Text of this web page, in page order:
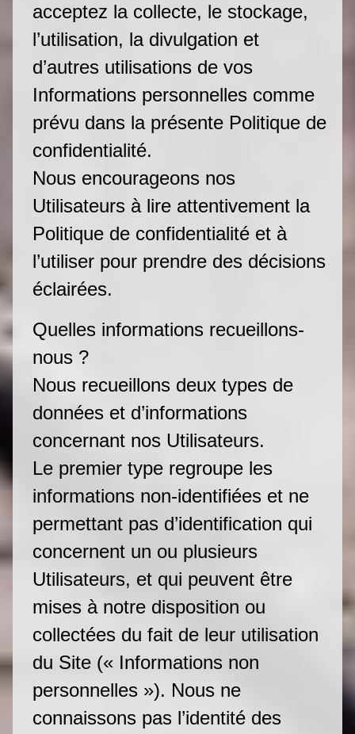
acceptez la collecte, le stockage,
l’utilisation, la divulgation et
d’autres utilisations de vos
Informations personnelles comme
prévu dans la présente Politique de
confidentialité.
Nous encourageons nos
Utilisateurs à lire attentivement la
Politique de confidentialité et à
l’utiliser pour prendre des décisions
éclairées.
Quelles informations recueillons-
nous ?
Nous recueillons deux types de
données et d’informations
concernant nos Utilisateurs.
Le premier type regroupe les
informations non-identifiées et ne
permettant pas d’identification qui
concernent un ou plusieurs
Utilisateurs, et qui peuvent être
mises à notre disposition ou
collectées du fait de leur utilisation
du Site (« Informations non
personnelles »). Nous ne
connaissons pas l’identité des